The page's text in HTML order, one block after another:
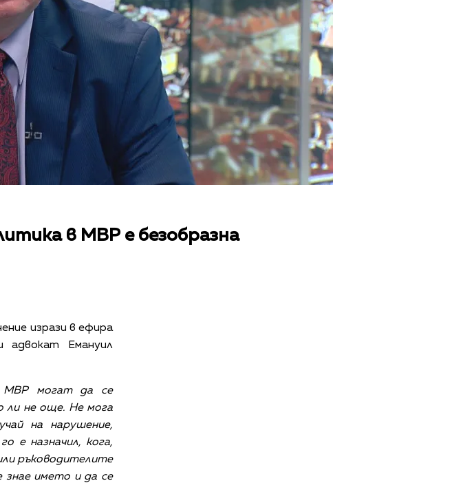
в МВР е безобразна
изрази в ефира
Емануил
МВР могат да се
ли не още. Не мога
на нарушение,
е назначил, кога,
ръководителите
знае името и да се